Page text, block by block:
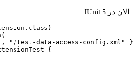
الان در JUnit 5
"/test-data-access-config.xml"
{